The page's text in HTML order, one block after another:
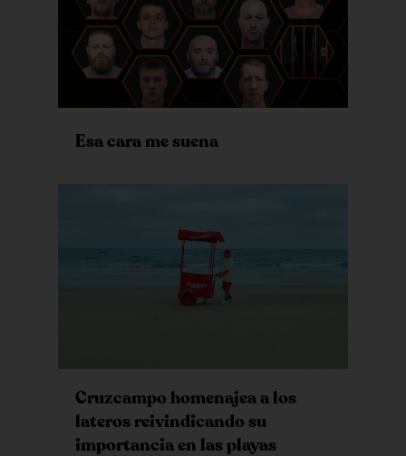
Esa cara me suena
Cruzcampo homenajea a los
lateros reivindicando su
importancia en las playas